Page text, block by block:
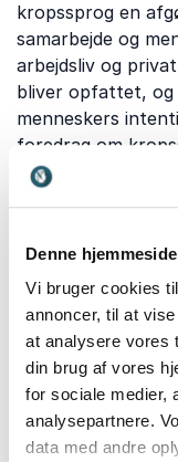
Denne
Vi bruger cookies
annoncer, til at
at analysere vores
din brug af vores
for sociale medier,
analysepartnere.
data med andre
kropssprog en
samarbejde og
arbejdsliv og
bliver opfattet, og
menneskers
foredrag om
kommunikation,
Hvilke
foredrag
Foredrag om
forskellige
centrale temaer: